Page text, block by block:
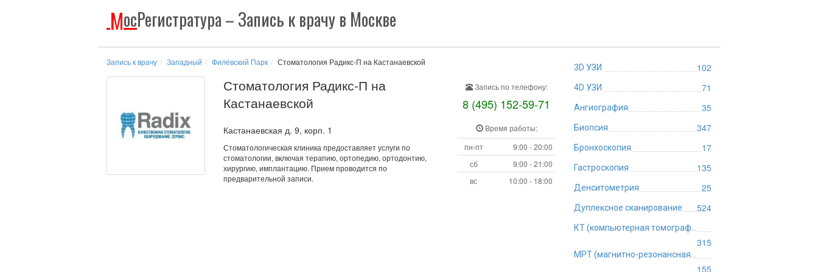
МосРегистратура– Запись к врачу в Москве
Запись к врачу Западный Филёвский Парк Стоматология Радикс-П на Кастанаевской
Стоматология Радикс-П на
Кастанаевской
Кастанаевская д. 9, корп. 1
Стоматологическая клиника предоставляет услуги по
стоматологии, включая терапию, ортопедию, ортодонтию,
хирургию, имплантацию. Прием проводится по
предварительной записи.
Запись по телефону:
8 (495) 152-59-71
Время работы:
пн-пт
9:00 - 20:00
сб
9:00 - 21:00
вс
10:00 - 18:00
3D УЗИ 102
4D УЗИ 71
Ангиография 35
Биопсия 347
Бронхоскопия 17
Гастроскопия 135
Денситометрия 25
Дуплексное сканирование 524
315
155